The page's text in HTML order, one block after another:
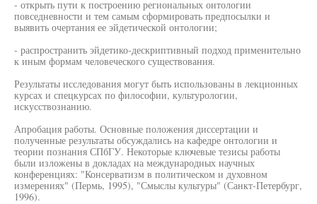
- открыть пути к построению региональных онтологии
повседневности и тем самым сформировать предпосылки и
выявить очертания ее эйдетической онтологии;
- распространить эйдетико-дескриптивный подход применительно
к иным формам человеческого существования.
Результаты исследования могут быть использованы в лекционных
курсах и спецкурсах по философии, культурологии,
искусствознанию.
Апробация работы. Основные положения диссертации и
полученные результаты обсуждались на кафедре онтологии и
теории познания СПбГУ. Некоторые ключевые тезисы работы
были изложены в докладах на международных научных
конференциях: "Консерватизм в политическом и духовном
измерениях" (Пермь, 1995), "Смыслы культуры" (Санкт-Петербург,
1996).